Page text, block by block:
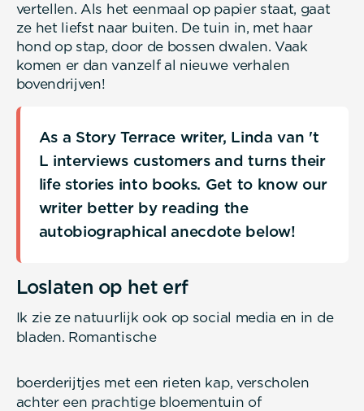
vertellen. Als het eenmaal op papier staat, gaat
ze het liefst naar buiten. De tuin in, met haar
hond op stap, door de bossen dwalen. Vaak
komen er dan vanzelf al nieuwe verhalen
bovendrijven!
As a Story Terrace writer, Linda van 't
L interviews customers and turns their
life stories into books. Get to know our
writer better by reading the
autobiographical anecdote below!
Loslaten op het erf
Ik zie ze natuurlijk ook op social media en in de
bladen. Romantische
boerderijtjes met een rieten kap, verscholen
achter een prachtige bloementuin of